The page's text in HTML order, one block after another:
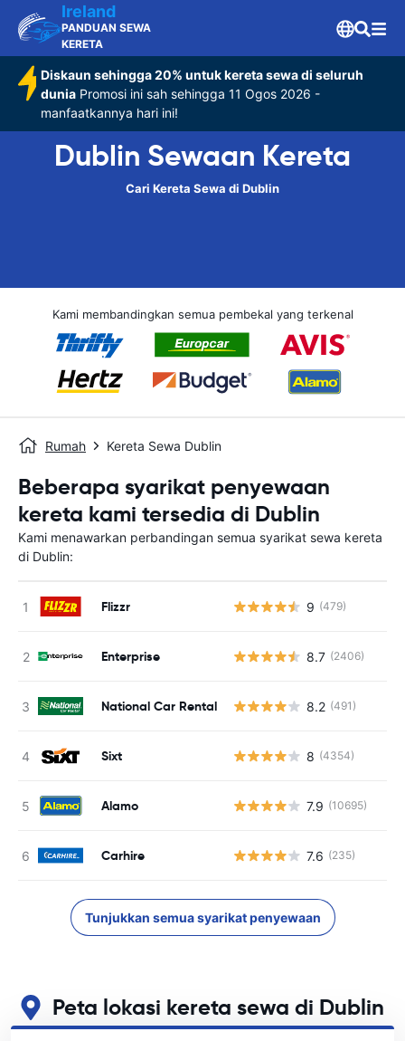
Ireland
PANDUAN SEWA
KERETA
Diskaun sehingga 20% untuk kereta sewa di seluruh
dunia Promosi ini sah sehingga 11 Ogos 2026 -
manfaatkannya hari ini!
Dublin Sewaan Kereta
Cari Kereta Sewa di Dublin
Kami membandingkan semua pembekal yang terkenal
Rumah Kereta Sewa Dublin
Beberapa syarikat penyewaan
kereta kami tersedia di Dublin
Kami menawarkan perbandingan semua syarikat sewa kereta
di Dublin:
Flizzr 9 (479)
Enterprise 8.7 (2406)
National Car Rental 8.2 (491)
Sixt 8 (4354)
Alamo 7.9 (10695)
Carhire 7.6 (235)
Tunjukkan semua syarikat penyewaan
Peta lokasi kereta sewa di Dublin
Lihat lokasi sewa kereta utama kami di Dublin